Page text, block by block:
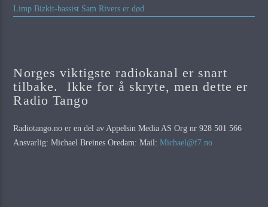
Limp Bizkit-bassist Sam Rivers er død
Norges viktigste radiokanal er snart
tilbake. Ikke for å skryte, men dette er
Radio Tango
Radiotango.no er en del av Appelsin Media AS Org nr 928 501 566
Ansvarlig: Michael Breines Oredam: Mail:Michael@f7.no